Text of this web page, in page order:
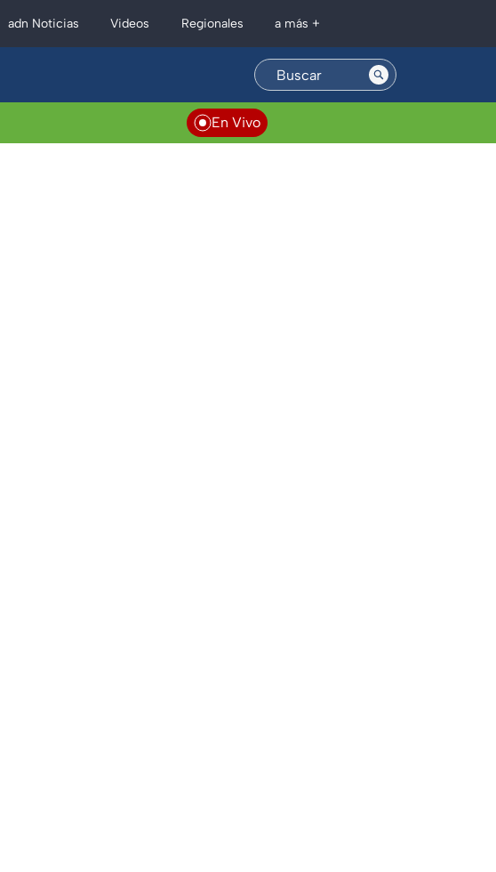
adn Noticias Videos Regionales a más +
En Vivo